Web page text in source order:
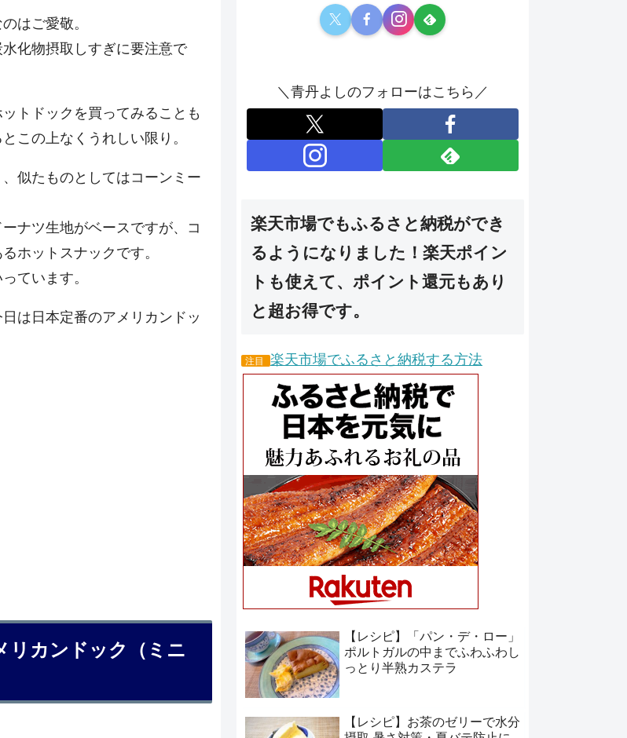
はご愛敬。
化物摂取しすぎに要注意で
トドックを買ってみることも
この上なくうれしい限り。
似たものとしてはコーンミー
ナツ生地がベースですが、コ
ホットスナックです。
ています。
は日本定番のアメリカンドッ
リカンドック（ミニ
＼青丹よしのフォローはこちら／
楽天市場でもふるさと納税ができ
るようになりました！楽天ポイン
トも使えて、ポイント還元もあり
と超お得です。
注目 楽天市場でふるさと納税する方法
【レシピ】「パン・デ・ロー」
ポルトガルの中までふわふわし
っとり半熟カステラ
【レシピ】お茶のゼリーで水分